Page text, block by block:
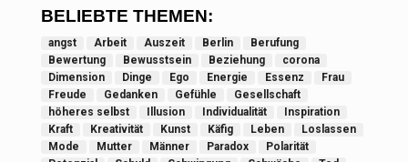
BELIEBTE THEMEN:
angst Arbeit Auszeit Berlin
Berufung
Bewertung
Bewusstsein Beziehung
corona
Dimension
Dinge Ego Energie Essenz
Frau
Freude
Gedanken Gefühle
Gesellschaft
höheres selbst
Illusion Individualität
Inspiration
Kraft
Kreativität Kunst Käfig Leben
Loslassen
Mode
Mutter Männer Paradox
Polarität